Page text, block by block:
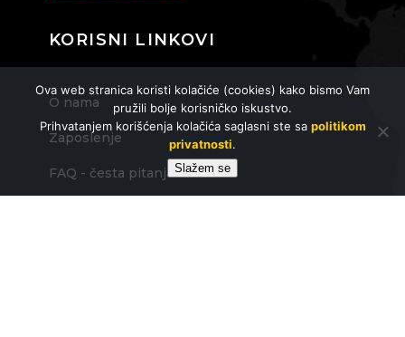
KORISNI LINKOVI
O nama
Zaposlenje
FAQ - česta pitanja
Ova web stranica koristi kolačiće (cookies) kako bismo Vam
pružili bolje korisničko iskustvo.
Prihvatanjem korišćenja kolačića saglasni ste sa politikom
privatnosti.
Slažem se